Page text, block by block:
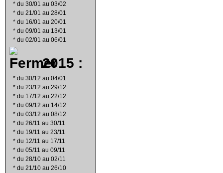
* du 30/01 au 03/02
* du 21/01 au 28/01
* du 16/01 au 20/01
* du 09/01 au 13/01
* du 02/01 au 06/01
2015 :
* du 30/12 au 04/01
* du 23/12 au 29/12
* du 17/12 au 22/12
* du 09/12 au 14/12
* du 03/12 au 08/12
* du 26/11 au 30/11
* du 19/11 au 23/11
* du 12/11 au 17/11
* du 05/11 au 09/11
* du 28/10 au 02/11
* du 21/10 au 26/10